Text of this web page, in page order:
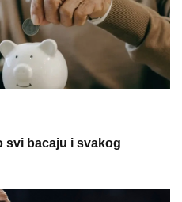
svi bacaju i svakog